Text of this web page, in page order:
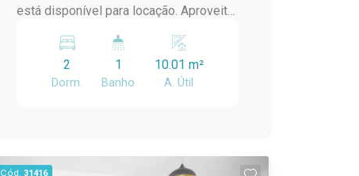
está disponível para locação. Aproveite
ambiente confortável e bem iluminado!
Detalhes do Apartamento: - Sala Ampla
e Iluminada: Sala espaçosa em piso
também em piso frio. - Cozinha
2
Dorm.
1
Banho
10.01 m²
A. Útil
Cód. 31416